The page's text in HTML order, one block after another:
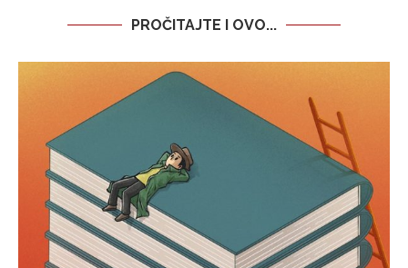
PROČITAJTE I OVO...